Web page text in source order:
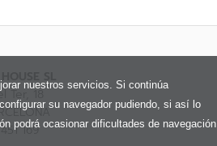
nuestros servicios. Si continúa
su navegador pudiendo, si así lo
podrá ocasionar dificultades de navegación
SL
Ter, 18
169